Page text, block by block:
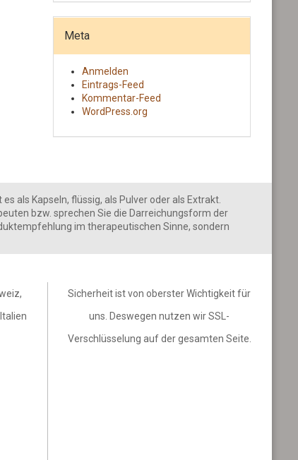
Meta
Anmelden
Eintrags-Feed
Kommentar-Feed
WordPress.org
als Kapseln, flüssig, als Pulver oder als Extrakt.
bzw. sprechen Sie die Darreichungsform der
im therapeutischen Sinne, sondern
Sicherheit ist von oberster Wichtigkeit für
uns. Deswegen nutzen wir SSL-
Verschlüsselung auf der gesamten Seite.